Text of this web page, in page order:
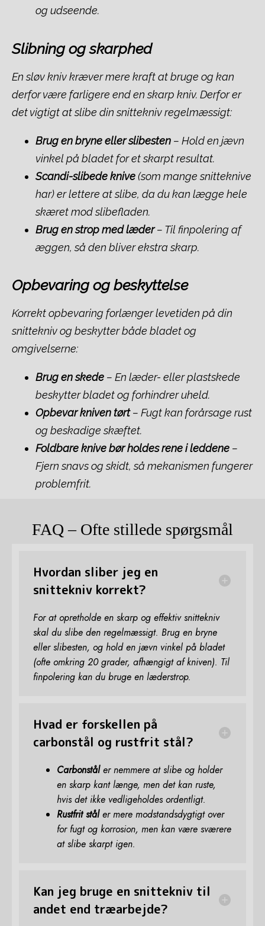
og udseende.
Slibning og skarphed
En sløv kniv kræver mere kraft at bruge og kan
derfor være farligere end en skarp kniv. Derfor er
det vigtigt at slibe din snittekniv regelmæssigt:
Brug en bryne eller slibesten – Hold en jævn
vinkel på bladet for et skarpt resultat.
Scandi-slibede knive(som mange snitteknive
har) er lettere at slibe, da du kan lægge hele
skæret mod slibefladen.
Brug en strop med læder– Til finpolering af
æggen, så den bliver ekstra skarp.
Opbevaring og beskyttelse
Korrekt opbevaring forlænger levetiden på din
snittekniv og beskytter både bladet og
omgivelserne:
Brug en skede – En læder- eller plastskede
beskytter bladet og forhindrer uheld.
Opbevar kniven tørt– Fugt kan forårsage rust
og beskadige skæftet.
Foldbare knive bør holdes rene i leddene –
Fjern snavs og skidt, så mekanismen fungerer
problemfrit.
FAQ – Ofte stillede spørgsmål
Hvordan sliber jeg en
snittekniv korrekt?
For at opretholde en skarp og effektiv snittekniv
skal du slibe den regelmæssigt. Brug en bryne
eller slibesten, og hold en jævn vinkel på bladet
(ofte omkring 20 grader, afhængigt af kniven). Til
finpolering kan du bruge en læderstrop.
Hvad er forskellen på
carbonstål og rustfrit stål?
Carbonståler nemmere at slibe og holder
en skarp kant længe, men det kan ruste,
hvis det ikke vedligeholdes ordentligt.
Rustfrit ståler mere modstandsdygtigt over
for fugt og korrosion, men kan være sværere
at slibe skarpt igen.
Kan jeg bruge en snittekniv til
andet end træarbejde?